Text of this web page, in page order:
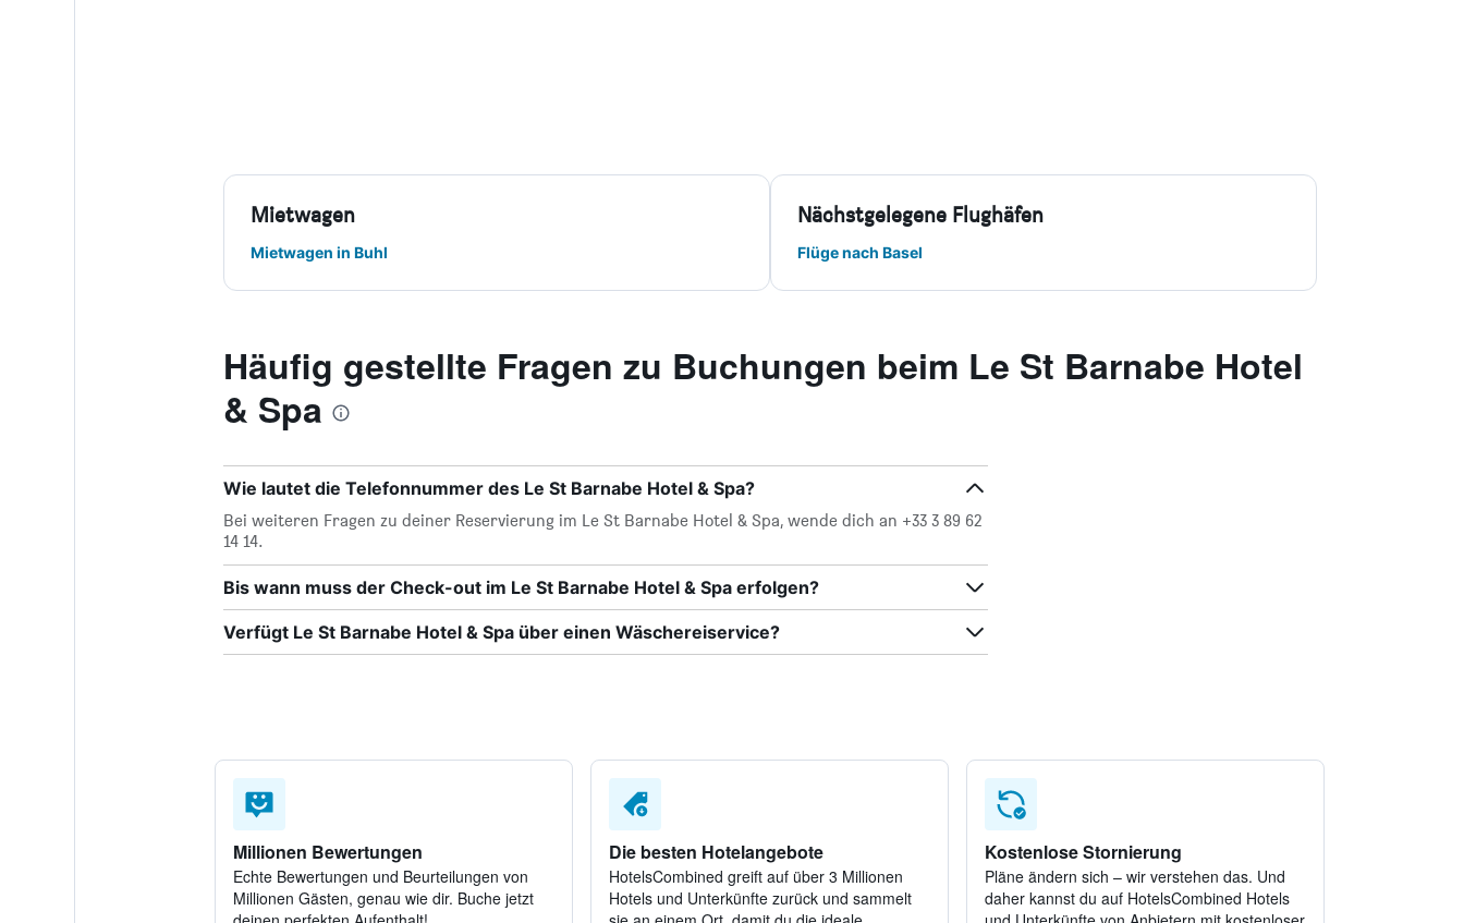
Mietwagen
Mietwagen in Buhl
Nächstgelegene Flughäfen
Flüge nach Basel
Häufig gestellte Fragen zu Buchungen beim Le St Barnabe Hotel
& Spa
Wie lautet die Telefonnummer des Le St Barnabe Hotel & Spa?
Bei weiteren Fragen zu deiner Reservierung im Le St Barnabe Hotel & Spa, wende dich an +33 3 89 62
14 14.
Bis wann muss der Check-out im Le St Barnabe Hotel & Spa erfolgen?
Verfügt Le St Barnabe Hotel & Spa über einen Wäschereiservice?
Millionen Bewertungen
Echte Bewertungen und Beurteilungen von
Millionen Gästen, genau wie dir. Buche jetzt
Die besten Hotelangebote
HotelsCombined greift auf über 3 Millionen
Hotels und Unterkünfte zurück und sammelt
Kostenlose Stornierung
Pläne ändern sich – wir verstehen das. Und
daher kannst du auf HotelsCombined Hotels